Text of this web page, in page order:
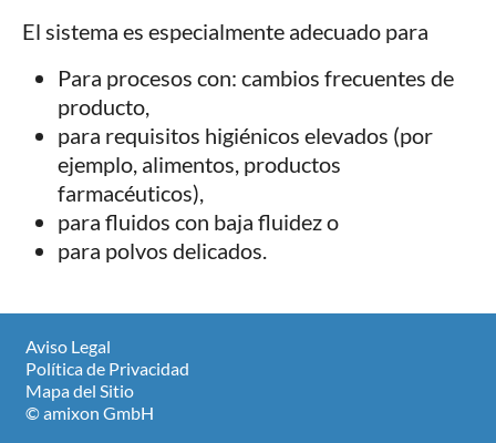
El sistema es especialmente adecuado para
Para procesos con: cambios frecuentes de
producto,
para requisitos higiénicos elevados (por
ejemplo, alimentos, productos
farmacéuticos),
para fluidos con baja fluidez o
para polvos delicados.
Aviso Legal
Política de Privacidad
Mapa del Sitio
© amixon GmbH